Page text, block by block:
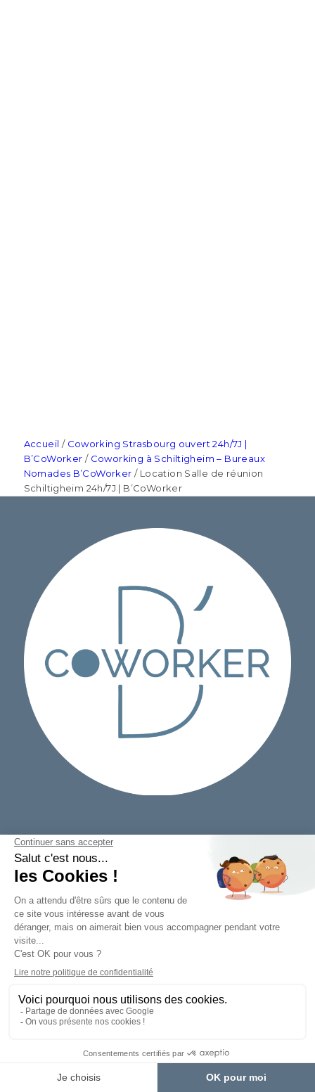
Accueil / Coworking Strasbourg ouvert 24h/7J |
B’CoWorker / Coworking à Schiltigheim – Bureaux
Nomades B’CoWorker / Location Salle de réunion
Schiltigheim 24h/7J | B’CoWorker
B’CoWorker, marque de coworking simple & sur-
mesure du Groupe FSDV, propose à la location des
solutions immobilières flexibles et sans engagement.
BORDEAUX
DIJON
ÉLANCOURT
LE MANS